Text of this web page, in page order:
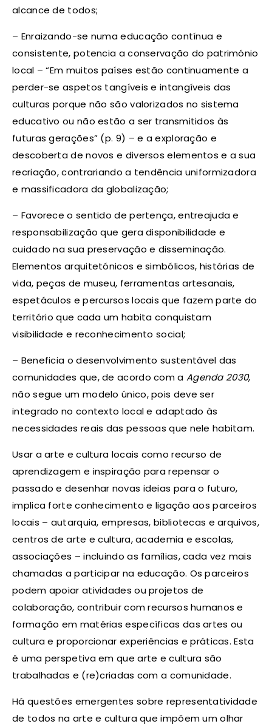
alcance de todos;
– Enraizando-se numa educação contínua e
consistente, potencia a conservação do património
local – “Em muitos países estão continuamente a
perder-se aspetos tangíveis e intangíveis das
culturas porque não são valorizados no sistema
educativo ou não estão a ser transmitidos às
futuras gerações” (p. 9) – e a exploração e
descoberta de novos e diversos elementos e a sua
recriação, contrariando a tendência uniformizadora
e massificadora da globalização;
– Favorece o sentido de pertença, entreajuda e
responsabilização que gera disponibilidade e
cuidado na sua preservação e disseminação.
Elementos arquitetónicos e simbólicos, histórias de
vida, peças de museu, ferramentas artesanais,
espetáculos e percursos locais que fazem parte do
território que cada um habita conquistam
visibilidade e reconhecimento social;
– Beneficia o desenvolvimento sustentável das
comunidades que, de acordo com a Agenda 2030,
não segue um modelo único, pois deve ser
integrado no contexto local e adaptado às
necessidades reais das pessoas que nele habitam.
Usar a arte e cultura locais como recurso de
aprendizagem e inspiração para repensar o
passado e desenhar novas ideias para o futuro,
implica forte conhecimento e ligação aos parceiros
locais – autarquia, empresas, bibliotecas e arquivos,
centros de arte e cultura, academia e escolas,
associações – incluindo as famílias, cada vez mais
chamadas a participar na educação. Os parceiros
podem apoiar atividades ou projetos de
colaboração, contribuir com recursos humanos e
formação em matérias específicas das artes ou
cultura e proporcionar experiências e práticas. Esta
é uma perspetiva em que arte e cultura são
trabalhadas e (re)criadas com a comunidade.
Há questões emergentes sobre representatividade
de todos na arte e cultura que impõem um olhar